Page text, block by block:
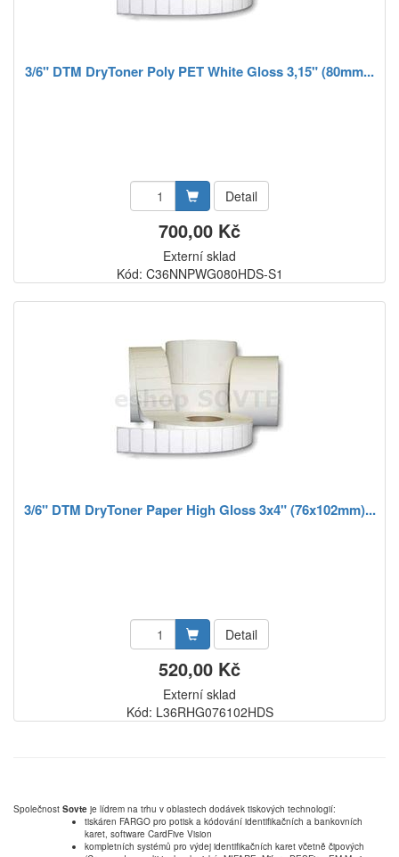
3/6" DTM DryToner Poly PET White Gloss 3,15" (80mm...
Detail
700,00 Kč
Externí sklad
Kód: C36NNPWG080HDS-S1
3/6" DTM DryToner Paper High Gloss 3x4" (76x102mm)...
Detail
520,00 Kč
Externí sklad
Kód: L36RHG076102HDS
Společnost Sovte je lídrem na trhu v oblastech dodávek tiskových technologií:
tiskáren FARGO pro potisk a kódování identifikačních a bankovních
karet, software CardFive Vision
kompletních systémů pro výdej identifikačních karet včetně čipových